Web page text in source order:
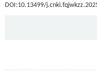
DOI:10.13499/